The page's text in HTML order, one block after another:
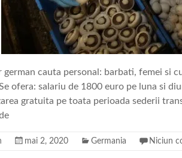
german cauta personal: barbati, femei si
ofera: salariu de 1800 euro pe luna si
gratuita pe toata perioada sederii
mai 2, 2020 Germania Niciun